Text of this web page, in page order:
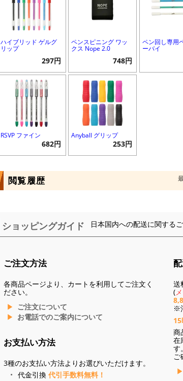
ハイブリッド ゲルグ
リップ
297円
ペンスピニング ワッ
クス Nope 2.0
748円
ペン回し専用
ーバイ
RSVP ファイン
682円
Anyball グリップ
253円
閲覧履歴
ショッピングガイド 日本国内への配送に関する
ご注文方法
各商品ページより、カートを利用してご注文く
ださい。
ご注文について
お電話でのご案内について
お支払い方法
3種のお支払い方法よりお選びいただけます。
代金引換 代引手数料無料！
送
(
※
商
在
す
ご